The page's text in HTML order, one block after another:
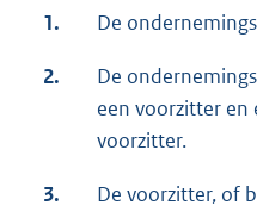
1.
De
2.
De
een voorzitter en
voorzitter.
3.
De voorzitter, of